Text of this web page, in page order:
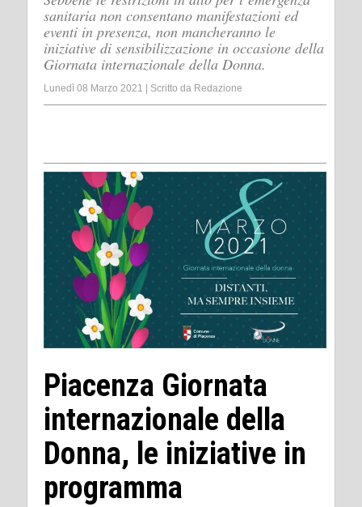
sanitaria non consentano manifestazioni ed
eventi in presenza, non mancheranno le
iniziative di sensibilizzazione in occasione della
Giornata internazionale della Donna.
Lunedì 08 Marzo 2021 Scritto da Redazione
Piacenza Giornata
internazionale della
Donna, le iniziative in
programma